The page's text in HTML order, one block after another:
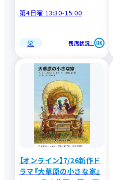
第4日曜 13:30-15:00
栄 残席状況 ：
【オンライン】7/26新作ド
ラマ『大草原の小さな家』